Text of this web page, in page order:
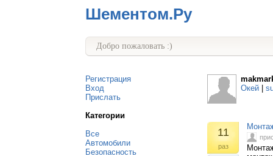
Шементом.Ру
Добро пожаловать :)
Регистрация
Вход
Прислать
Категории
Все
Автомобили
Безопасность
Окей
11
раз